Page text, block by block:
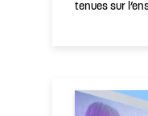
tenues sur